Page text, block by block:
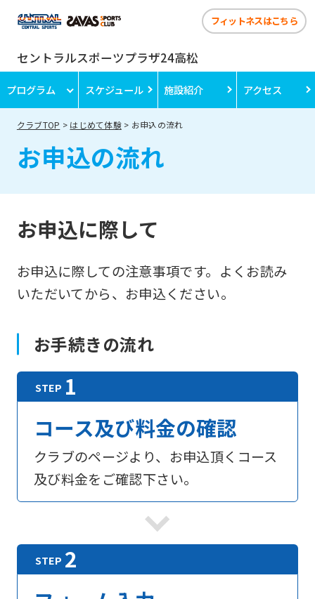
セントラルスポーツプラザ24高松
フィットネスはこちら
プログラム スケジュール 施設紹介 アクセス
クラブTOP はじめて体験 お申込の流れ
お申込の流れ
お申込に際して
お申込に際しての注意事項です。よくお読み
いただいてから、お申込ください。
お手続きの流れ
コース及び料金の確認
クラブのページより、お申込頂くコース
及び料金をご確認下さい。